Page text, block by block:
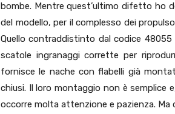
bombe. Mentre quest’ultimo difetto ho
del modello, per il complesso dei
Quello contraddistinto dal codice
scatole ingranaggi corrette per
fornisce le nache con flabelli già
chiusi. Il loro montaggio non è semplice
occorre molta attenzione e pazienza.